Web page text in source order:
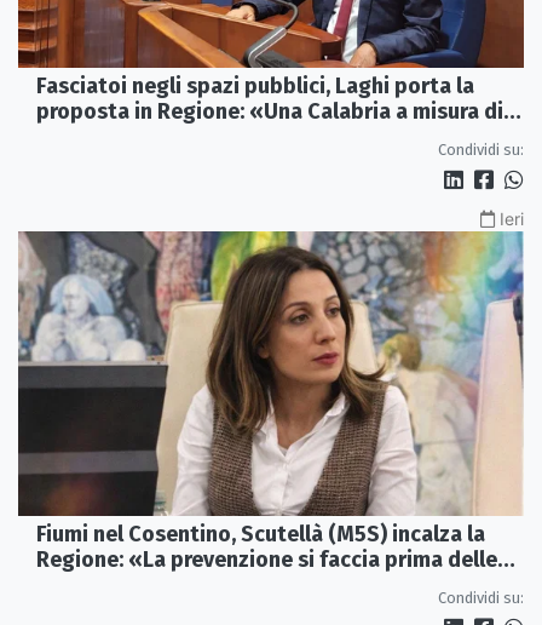
Fasciatoi negli spazi pubblici, Laghi porta la
proposta in Regione: «Una Calabria a misura di
Condividi su:
Ieri
Fiumi nel Cosentino, Scutellà (M5S) incalza la
Regione: «La prevenzione si faccia prima delle
Condividi su: